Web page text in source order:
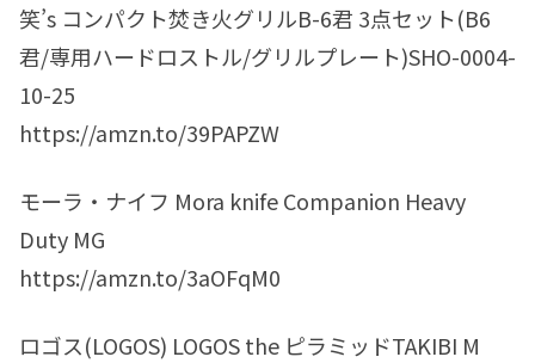
笑’s コンパクト焚き火グリルB-6君 3点セット(B6
君/専用ハードロストル/グリルプレート)SHO-0004-
10-25
https://amzn.to/39PAPZW
モーラ・ナイフ Mora knife Companion Heavy
Duty MG
https://amzn.to/3aOFqM0
ロゴス(LOGOS) LOGOS the ピラミッドTAKIBI M